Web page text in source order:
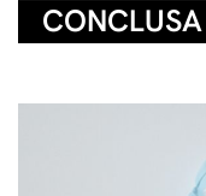
CONCLUSA